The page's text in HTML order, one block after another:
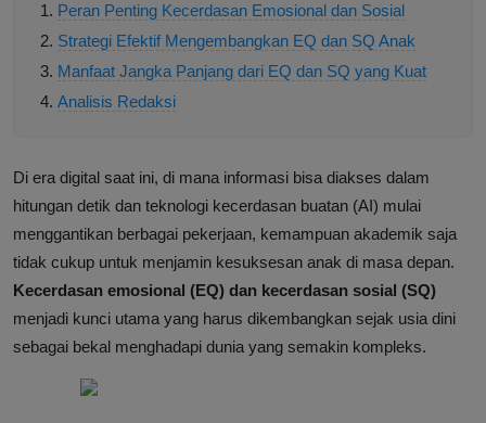
Peran Penting Kecerdasan Emosional dan Sosial
Strategi Efektif Mengembangkan EQ dan SQ Anak
Manfaat Jangka Panjang dari EQ dan SQ yang Kuat
Analisis Redaksi
Di era digital saat ini, di mana informasi bisa diakses dalam
hitungan detik dan teknologi kecerdasan buatan (AI) mulai
menggantikan berbagai pekerjaan, kemampuan akademik saja
tidak cukup untuk menjamin kesuksesan anak di masa depan.
Kecerdasan emosional (EQ) dan kecerdasan sosial (SQ)
menjadi kunci utama yang harus dikembangkan sejak usia dini
sebagai bekal menghadapi dunia yang semakin kompleks.